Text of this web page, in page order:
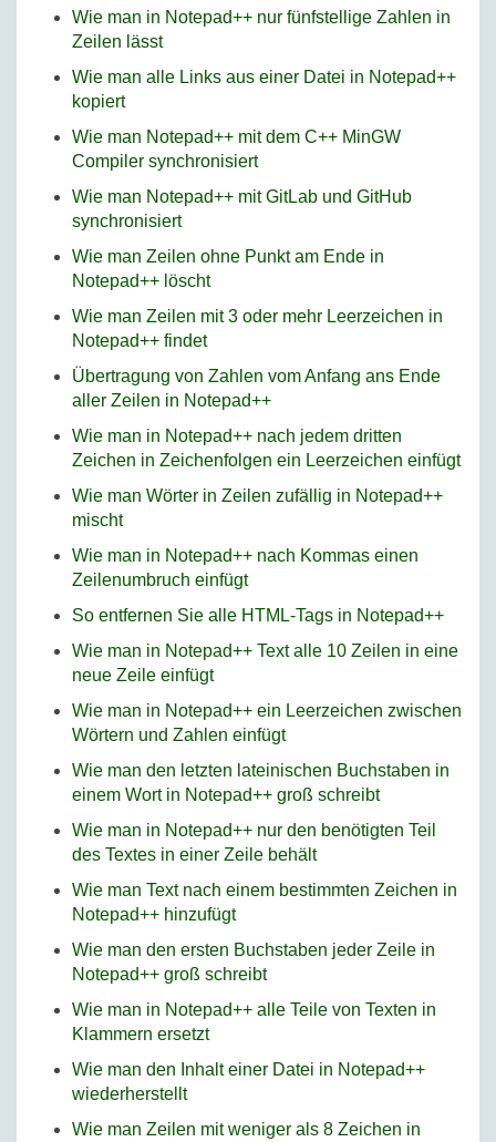
Wie man in Notepad++ nur fünfstellige Zahlen in
Zeilen lässt
Wie man alle Links aus einer Datei in Notepad++
kopiert
Wie man Notepad++ mit dem C++ MinGW
Compiler synchronisiert
Wie man Notepad++ mit GitLab und GitHub
synchronisiert
Wie man Zeilen ohne Punkt am Ende in
Notepad++ löscht
Wie man Zeilen mit 3 oder mehr Leerzeichen in
Notepad++ findet
Übertragung von Zahlen vom Anfang ans Ende
aller Zeilen in Notepad++
Wie man in Notepad++ nach jedem dritten
Zeichen in Zeichenfolgen ein Leerzeichen einfügt
Wie man Wörter in Zeilen zufällig in Notepad++
mischt
Wie man in Notepad++ nach Kommas einen
Zeilenumbruch einfügt
So entfernen Sie alle HTML-Tags in Notepad++
Wie man in Notepad++ Text alle 10 Zeilen in eine
neue Zeile einfügt
Wie man in Notepad++ ein Leerzeichen zwischen
Wörtern und Zahlen einfügt
Wie man den letzten lateinischen Buchstaben in
einem Wort in Notepad++ groß schreibt
Wie man in Notepad++ nur den benötigten Teil
des Textes in einer Zeile behält
Wie man Text nach einem bestimmten Zeichen in
Notepad++ hinzufügt
Wie man den ersten Buchstaben jeder Zeile in
Notepad++ groß schreibt
Wie man in Notepad++ alle Teile von Texten in
Klammern ersetzt
Wie man den Inhalt einer Datei in Notepad++
wiederherstellt
Wie man Zeilen mit weniger als 8 Zeichen in